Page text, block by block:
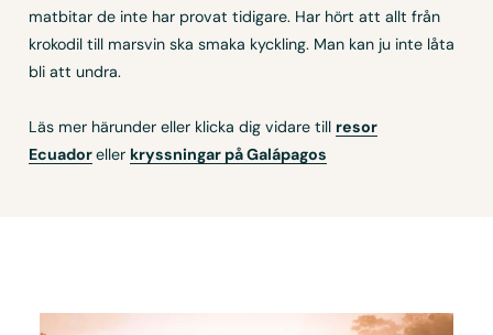
matbitar de inte har provat tidigare. Har hört att allt från
krokodil till marsvin ska smaka kyckling. Man kan ju inte låta
bli att undra.
Läs mer härunder eller klicka dig vidare till resor
Ecuadoreller kryssningar på Galápagos